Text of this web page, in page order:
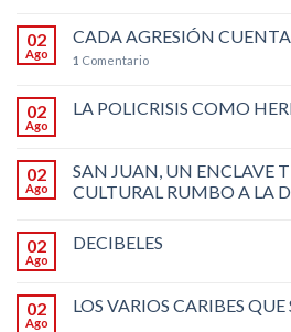
02
Ago
CADA AGRESIÓN CUENTA
1 Comentario
02
Ago
LA POLICRISIS COMO
02
Ago
SAN JUAN, UN ENCLAVE
CULTURAL RUMBO A LA
02
Ago
DECIBELES
02
Ago
LOS VARIOS CARIBES